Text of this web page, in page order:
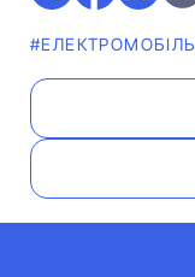
#ЕЛЕКТРОМОБІЛЬ